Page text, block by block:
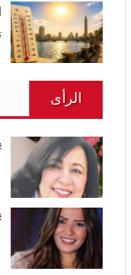
الرأى